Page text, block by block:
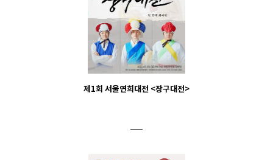
제1회 서울연희대전 <장구대전>